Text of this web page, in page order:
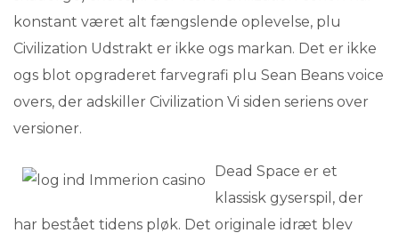
konstant været alt fængslende oplevelse, plu
Civilization Udstrakt er ikke ogs markan. Det er ikke
ogs blot opgraderet farvegrafi plu Sean Beans voice
overs, der adskiller Civilization Vi siden seriens over
versioner.
Dead Space er et
klassisk gyserspil, der
har bestået tidens pløk. Det originale idræt blev